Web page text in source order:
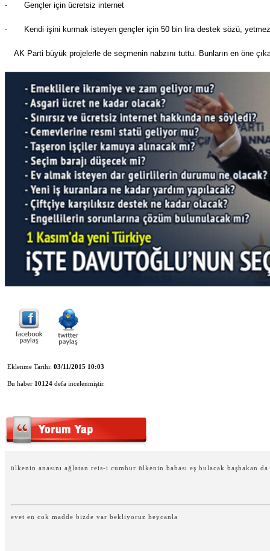
- Gençler için ücretsiz internet
- Kendi işini kurmak isteyen gençler için 50 bin lira destek sözü,
AK Parti büyük projelerle de seçmenin nabzını tuttu. Bunların en öne
Eklenme Tarihi: 03/11/2015 10:03
Bu haber 10124 defa incelenmiştir.
ülkenin anasını ağlatan reis-i cumhur ülkenin babası eş bulacak başbakan
evet en cok madde bizde var bekliyoruz heycanla